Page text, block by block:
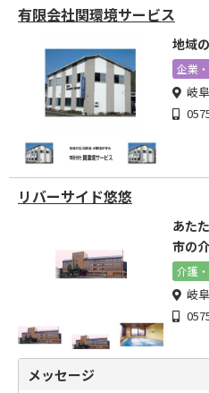
有限会社関環境サービス
地域
企業
岐
リバーサイド悠悠
あた
市の
介護
岐
メッセージ